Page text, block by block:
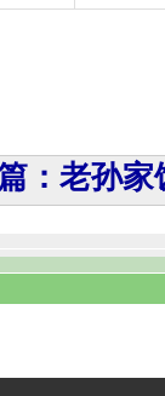
：老孙家